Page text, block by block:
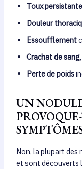
Toux persistante
Douleur
Essoufflement
Crachat de sang
Perte de poids
UN
Non, la plupart des
et sont découverts